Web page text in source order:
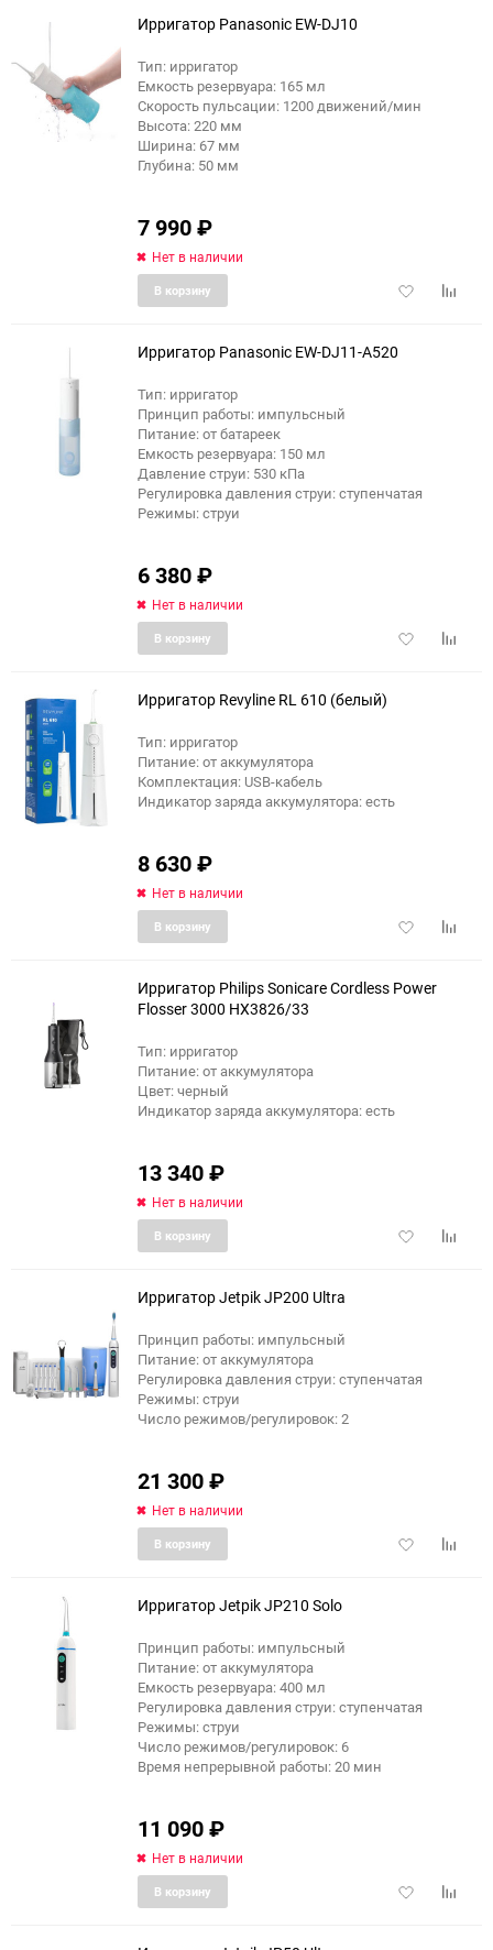
Ирригатор Panasonic EW-DJ10
Тип: ирригатор
Емкость резервуара: 165 мл
Скорость пульсации: 1200 движений/мин
Высота: 220 мм
Ширина: 67 мм
Глубина: 50 мм
7 990₽
Нет в наличии
Добавить
В корзину
Ирригатор Panasonic EW-DJ11-A520
Тип: ирригатор
Принцип работы: импульсный
Питание: от батареек
Емкость резервуара: 150 мл
Давление струи: 530 кПа
Регулировка давления струи: ступенчатая
Режимы: струи
6 380₽
Нет в наличии
Добавить
В корзину
еще 1 фото
Ирригатор Revyline RL 610 (белый)
Тип: ирригатор
Питание: от аккумулятора
Комплектация: USB-кабель
Индикатор заряда аккумулятора: есть
8 630₽
Нет в наличии
Добавить
В корзину
Ирригатор Philips Sonicare Cordless Power
Flosser 3000 HX3826/33
Тип: ирригатор
Питание: от аккумулятора
Цвет: черный
Индикатор заряда аккумулятора: есть
13 340₽
Нет в наличии
Добавить
В корзину
Ирригатор Jetpik JP200 Ultra
Принцип работы: импульсный
Питание: от аккумулятора
Регулировка давления струи: ступенчатая
Режимы: струи
Число режимов/регулировок: 2
21 300₽
Нет в наличии
Добавить
В корзину
Ирригатор Jetpik JP210 Solo
Принцип работы: импульсный
Питание: от аккумулятора
Емкость резервуара: 400 мл
Регулировка давления струи: ступенчатая
Режимы: струи
Число режимов/регулировок: 6
Время непрерывной работы: 20 мин
11 090₽
Нет в наличии
Добавить
В корзину